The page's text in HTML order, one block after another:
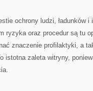
ochrony ludzi, ładunków i
ryzyka oraz procedur są tu
znaczenie profilaktyki, a
istotna zaleta witryny,